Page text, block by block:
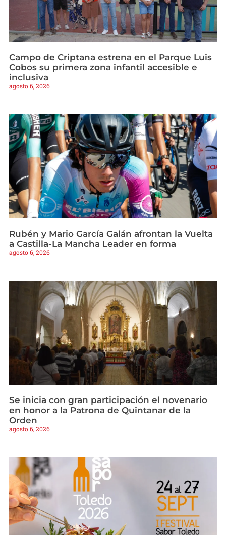
Campo de Criptana estrena en el Parque Luis
Cobos su primera zona infantil accesible e
inclusiva
agosto 6, 2026
Rubén y Mario García Galán afrontan la Vuelta
a Castilla-La Mancha Leader en forma
agosto 6, 2026
Se inicia con gran participación el novenario
en honor a la Patrona de Quintanar de la
Orden
agosto 6, 2026